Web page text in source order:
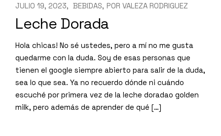
JULIO 19, 2023 BEBIDAS POR VALEZA RODRIGUEZ
Leche Dorada
Hola chicas! No sé ustedes, pero a mí no me gusta
quedarme con la duda. Soy de esas personas que
tienen el google siempre abierto para salir de la duda,
sea lo que sea. Ya no recuerdo dónde ni cuándo
escuché por primera vez de la leche doradao golden
milk, pero además de aprender de qué […]